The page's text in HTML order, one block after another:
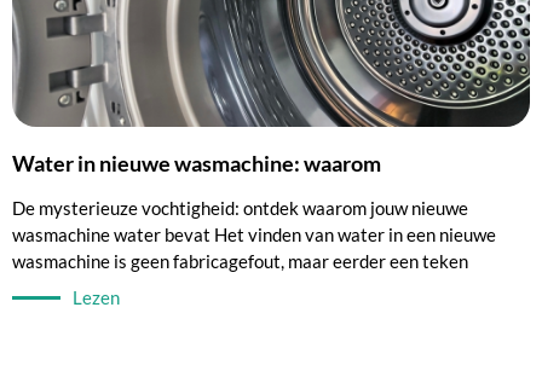
Water in nieuwe wasmachine: waarom
De mysterieuze vochtigheid: ontdek waarom jouw nieuwe
wasmachine water bevat Het vinden van water in een nieuwe
wasmachine is geen fabricagefout, maar eerder een teken
Lezen